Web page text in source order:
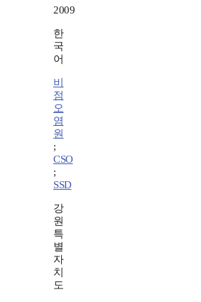
2009
한
국
어
비
점
오
염
원
;
CSO
;
SSD
강
원
특
별
자
치
도